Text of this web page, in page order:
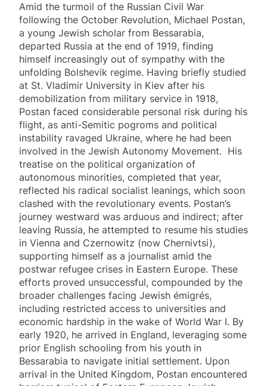
Amid the turmoil of the Russian Civil War
following the October Revolution, Michael Postan,
a young Jewish scholar from Bessarabia,
departed Russia at the end of 1919, finding
himself increasingly out of sympathy with the
unfolding Bolshevik regime. Having briefly studied
at St. Vladimir University in Kiev after his
demobilization from military service in 1918,
Postan faced considerable personal risk during his
flight, as anti-Semitic pogroms and political
instability ravaged Ukraine, where he had been
involved in the Jewish Autonomy Movement. His
treatise on the political organization of
autonomous minorities, completed that year,
reflected his radical socialist leanings, which soon
clashed with the revolutionary events. Postan’s
journey westward was arduous and indirect; after
leaving Russia, he attempted to resume his studies
in Vienna and Czernowitz (now Chernivtsi),
supporting himself as a journalist amid the
postwar refugee crises in Eastern Europe. These
efforts proved unsuccessful, compounded by the
broader challenges facing Jewish émigrés,
including restricted access to universities and
economic hardship in the wake of World War I. By
early 1920, he arrived in England, leveraging some
prior English schooling from his youth in
Bessarabia to navigate initial settlement. Upon
arrival in the United Kingdom, Postan encountered